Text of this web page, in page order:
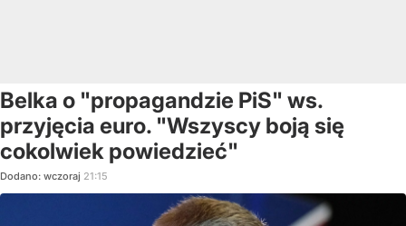
Belka o "propagandzie PiS" ws.
przyjęcia euro. "Wszyscy boją się
cokolwiek powiedzieć"
Dodano: wczoraj 21:15